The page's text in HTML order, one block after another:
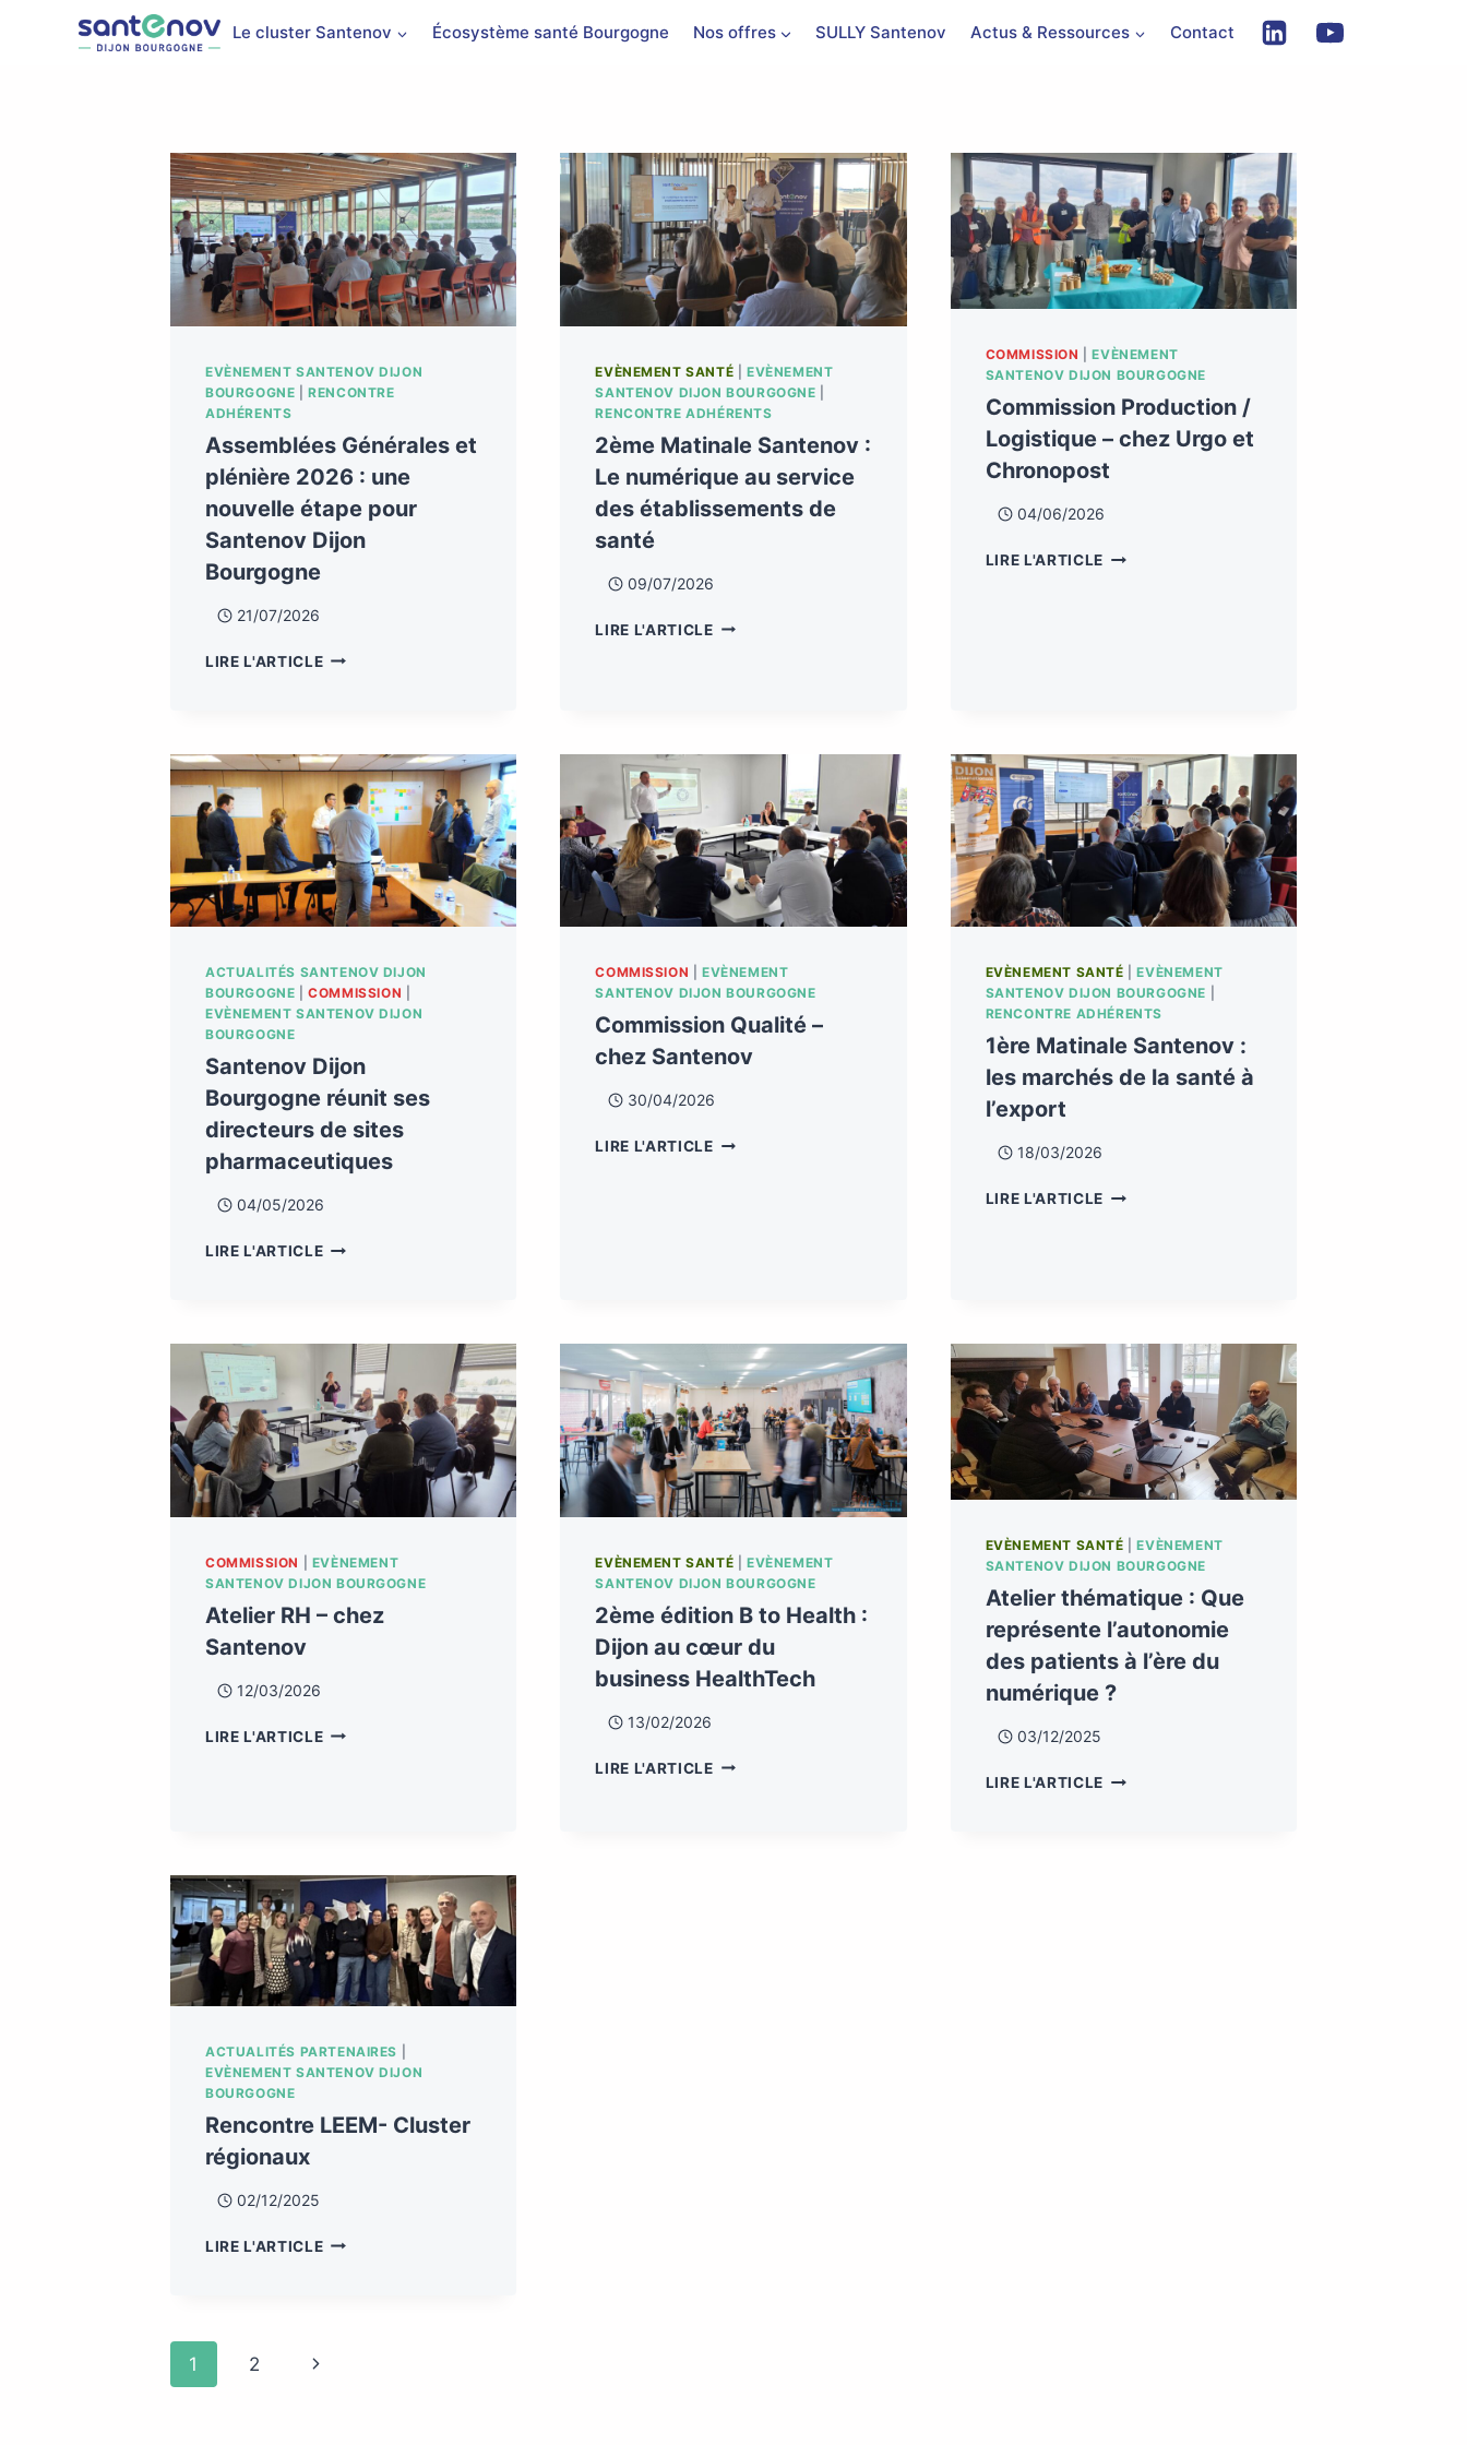
Le cluster Santenov Écosystème santé Bourgogne Nos offres SULLY Santenov Actus & Ressources Contact
EVÈNEMENT SANTENOV DIJON
BOURGOGNE |RENCONTRE
ADHÉRENTS
Assemblées Générales et
plénière 2026 : une
nouvelle étape pour
Santenov Dijon
Bourgogne
21/07/2026
LIRE L'ARTICLE
EVÈNEMENT SANTÉ |EVÈNEMENT
SANTENOV DIJON BOURGOGNE
RENCONTRE ADHÉRENTS
2ème Matinale Santenov :
Le numérique au service
des établissements de
santé
09/07/2026
LIRE L'ARTICLE
COMMISSION |EVÈNEMENT
SANTENOV DIJON BOURGOGNE
Commission Production /
Logistique – chez Urgo et
Chronopost
04/06/2026
LIRE L'ARTICLE
ACTUALITÉS SANTENOV DIJON
BOURGOGNE |COMMISSION
EVÈNEMENT SANTENOV DIJON
BOURGOGNE
Santenov Dijon
Bourgogne réunit ses
directeurs de sites
pharmaceutiques
04/05/2026
LIRE L'ARTICLE
COMMISSION |EVÈNEMENT
SANTENOV DIJON BOURGOGNE
Commission Qualité –
chez Santenov
30/04/2026
LIRE L'ARTICLE
EVÈNEMENT SANTÉ |EVÈNEMENT
SANTENOV DIJON BOURGOGNE
RENCONTRE ADHÉRENTS
1ère Matinale Santenov :
les marchés de la santé à
l’export
18/03/2026
LIRE L'ARTICLE
COMMISSION
EVÈNEMENT
SANTENOV DIJON BOURGOGNE
Atelier RH – chez
Santenov
12/03/2026
LIRE L'ARTICLE
EVÈNEMENT SANTÉ |EVÈNEMENT
SANTENOV DIJON BOURGOGNE
2ème édition B to Health :
Dijon au cœur du
business HealthTech
13/02/2026
LIRE L'ARTICLE
EVÈNEMENT SANTÉ |EVÈNEMENT
SANTENOV DIJON BOURGOGNE
Atelier thématique : Que
représente l’autonomie
des patients à l’ère du
numérique ?
03/12/2025
LIRE L'ARTICLE
ACTUALITÉS PARTENAIRES
EVÈNEMENT SANTENOV DIJON
BOURGOGNE
Rencontre LEEM- Cluster
régionaux
02/12/2025
LIRE L'ARTICLE
1 2